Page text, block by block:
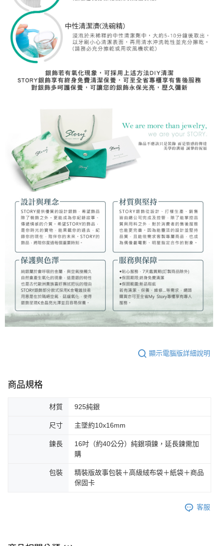
顯示電腦版詳細說明
商品規格
材質 925純銀
尺寸 主墜約10x16mm
鍊長
16吋（約40公分）純銀項鍊，延長鍊需加
購
包裝
精裝版故事包裝＋高級絨布袋＋紙袋＋商品
保固卡
客服